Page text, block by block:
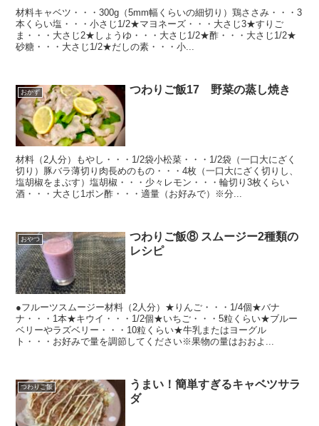
材料キャベツ・・・300g（5mm幅くらいの細切り）鶏ささみ・・・3
本くらい塩・・・小さじ1/2★マヨネーズ・・・大さじ3★すりご
ま・・・大さじ2★しょうゆ・・・大さじ1/2★酢・・・大さじ1/2★
砂糖・・・大さじ1/2★だしの素・・・小...
おかず つわりご飯17 野菜の蒸し焼き
材料（2人分）もやし・・・1/2袋小松菜・・・1/2袋（一口大にざく
切り）豚バラ薄切り肉長めのもの・・・4枚（一口大にざく切りし、
塩胡椒をまぶす）塩胡椒・・・少々レモン・・・輪切り3枚くらい
酒・・・大さじ1ポン酢・・・適量（お好みで）※分...
おやつ
つわりご飯⑧ スムージー2種類の
レシピ
●フルーツスムージー材料（2人分）★りんご・・・1/4個★バナ
ナ・・・1本★キウイ・・・1/2個★いちご・・・5粒くらい★ブルー
ベリーやラズベリー・・・10粒くらい★牛乳またはヨーグル
ト・・・お好みで量を調節してください※果物の量はおおよ...
つわりご飯
うまい！簡単すぎるキャベツサラ
ダ